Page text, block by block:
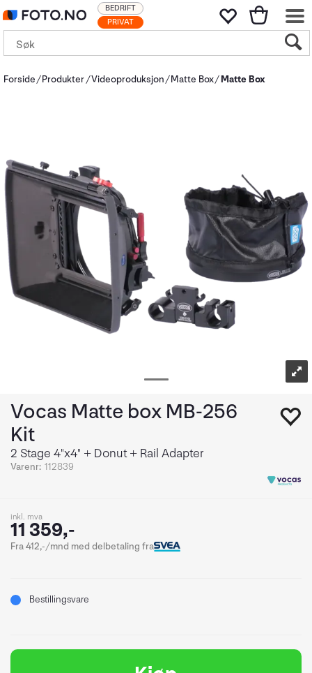
PRIVAT
BEDRIFT
Forside Produkter Videoproduksjon Matte Box Matte Box
Vocas Matte box MB-256
Kit
2 Stage 4"x4" + Donut + Rail Adapter
Varenr: 112839
inkl. mva
11 359,-
Fra 412,-/mnd med delbetaling fra
Bestillingsvare